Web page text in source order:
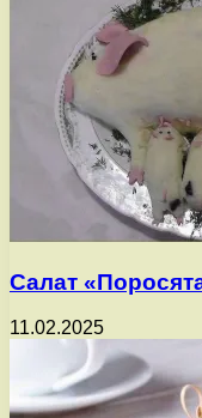
Салат
11.02.2025